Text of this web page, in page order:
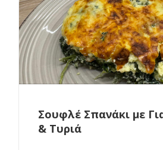
Σουφλέ Σπανάκι με
& Τυριά